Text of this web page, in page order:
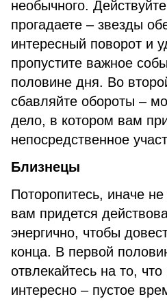
необычного.
прогадаете – звезды
интересный поворот и
пропустите важное
половине дня. Во
сбавляйте обороты –
дело, в котором вам
непосредственное
Близнецы
Поторопитесь, иначе
вам придется
энергично, чтобы
конца. В первой
отвлекайтесь на то,
интересно – пустое